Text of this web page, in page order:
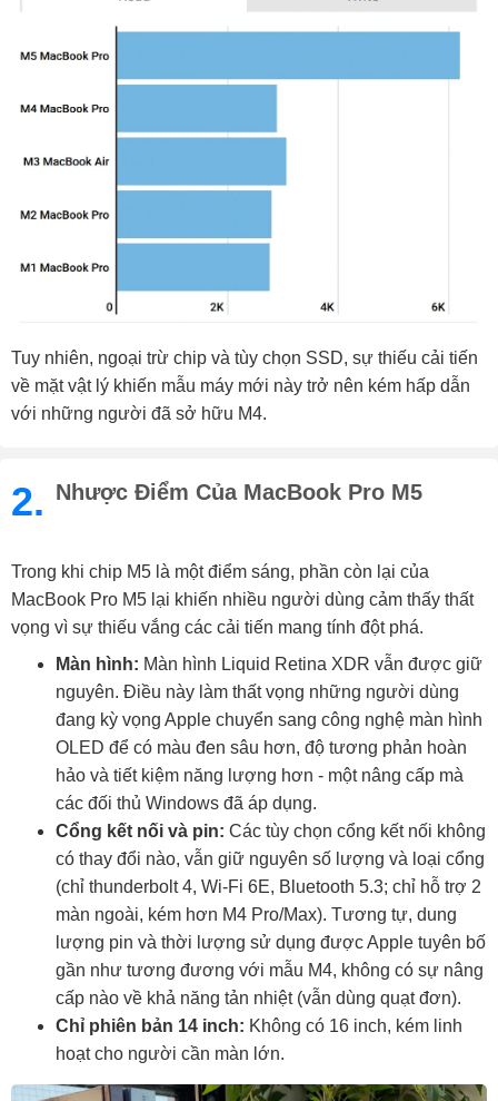
Tuy nhiên, ngoại trừ chip và tùy chọn SSD, sự thiếu cải tiến
về mặt vật lý khiến mẫu máy mới này trở nên kém hấp dẫn
với những người đã sở hữu M4.
2. Nhược Điểm Của MacBook Pro M5
Trong khi chip M5 là một điểm sáng, phần còn lại của
MacBook Pro M5 lại khiến nhiều người dùng cảm thấy thất
vọng vì sự thiếu vắng các cải tiến mang tính đột phá.
Màn hình: Màn hình Liquid Retina XDR vẫn được giữ
nguyên. Điều này làm thất vọng những người dùng
đang kỳ vọng Apple chuyển sang công nghệ màn hình
OLED để có màu đen sâu hơn, độ tương phản hoàn
hảo và tiết kiệm năng lượng hơn - một nâng cấp mà
các đối thủ Windows đã áp dụng.
Cổng kết nối và pin: Các tùy chọn cổng kết nối không
có thay đổi nào, vẫn giữ nguyên số lượng và loại cổng
(chỉ thunderbolt 4, Wi-Fi 6E, Bluetooth 5.3; chỉ hỗ trợ 2
màn ngoài, kém hơn M4 Pro/Max). Tương tự, dung
lượng pin và thời lượng sử dụng được Apple tuyên bố
gần như tương đương với mẫu M4, không có sự nâng
cấp nào về khả năng tản nhiệt (vẫn dùng quạt đơn).
Chỉ phiên bản 14 inch: Không có 16 inch, kém linh
hoạt cho người cần màn lớn.